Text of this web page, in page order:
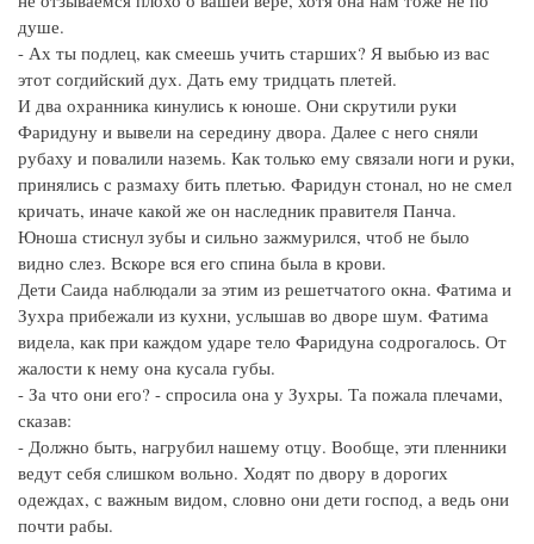
душе.
- Ах ты подлец, как смеешь учить старших? Я выбью из вас
этот согдийский дух. Дать ему тридцать плетей.
И два охранника кинулись к юноше. Они скрутили руки
Фаридуну и вывели на середину двора. Далее с него сняли
рубаху и повалили наземь. Как только ему связали ноги и руки,
принялись с размаху бить плетью. Фаридун стонал, но не смел
кричать, иначе какой же он наследник правителя Панча.
Юноша стиснул зубы и сильно зажмурился, чтоб не было
видно слез. Вскоре вся его спина была в крови.
Дети Саида наблюдали за этим из решетчатого окна. Фатима и
Зухра прибежали из кухни, услышав во дворе шум. Фатима
видела, как при каждом ударе тело Фаридуна содрогалось. От
жалости к нему она кусала губы.
- За что они его? - спросила она у Зухры. Та пожала плечами,
сказав:
- Должно быть, нагрубил нашему отцу. Вообще, эти пленники
ведут себя слишком вольно. Ходят по двору в дорогих
одеждах, с важным видом, словно они дети господ, а ведь они
почти рабы.